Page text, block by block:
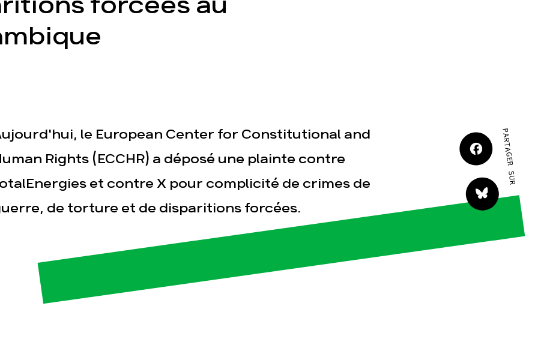
forcées au
le European Center for Constitutional and
Rights (ECCHR) a déposé une plainte contre
et contre X pour complicité de crimes de
de torture et de disparitions forcées.
PARTAGER SUR